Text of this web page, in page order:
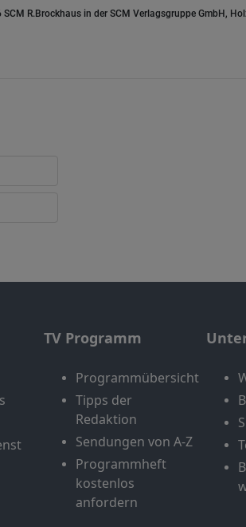
R.Brockhaus in der SCM Verlagsgruppe GmbH,
TV Programm
Programmübersicht
Tipps der
Redaktion
Sendungen von A-Z
Programmheft
kostenlos
anfordern